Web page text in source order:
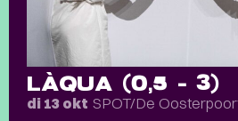
LÀQUA (0,5 – 3)
di 13 okt SPOT/De